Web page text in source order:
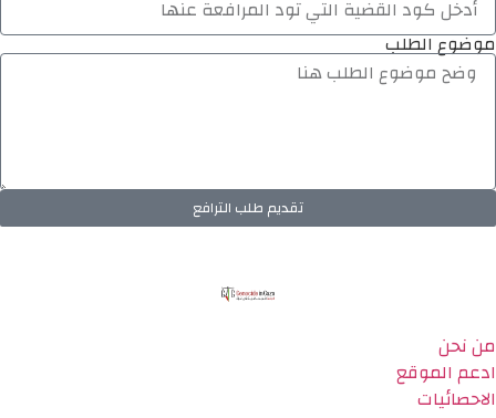
موضوع الطلب
تقديم طلب الترافع
من نحن
ادعم الموقع
الاحصائيات